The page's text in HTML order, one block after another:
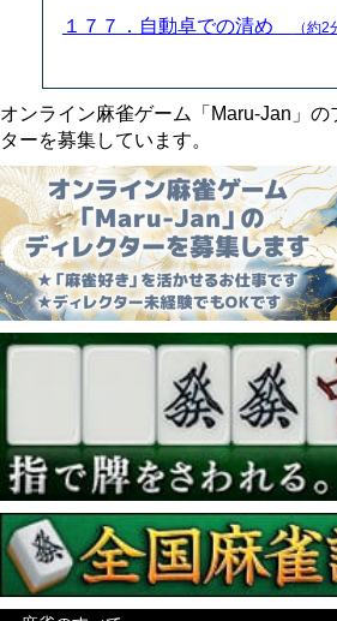
１７７．自動卓での清め （約2
オンライン麻雀ゲーム「Maru-Jan」の
ターを募集しています。